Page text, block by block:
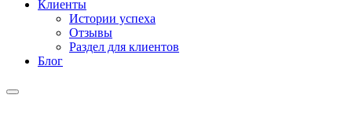
Клиенты
Истории успеха
Отзывы
Раздел для клиентов
Блог